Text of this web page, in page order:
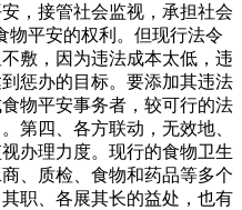
，接管社会监视，承担社会
物平安的权利。但现行法令
敷，因为违法成本太低，违
惩办的目标。要添加其违法
物平安事务者，较可行的法
第四、各方联动，无效地、
办理力度。现行的食物卫生
、质检、食物和药品等多个
职、各展其长的益处，也有